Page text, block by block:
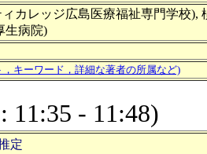
カレッジ広島医療福祉専門学校),
生病院)
キーワード，詳細な著者の所属など)
11:35 - 11:48)
定